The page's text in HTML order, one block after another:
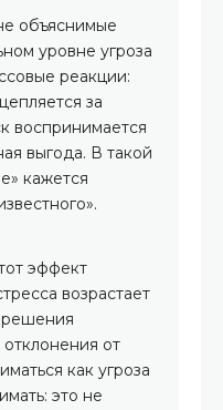
объяснимые
уровне угроза
реакции:
за
воспринимается
выгода. В такой
кажется
эффект
возрастает
решения
от
как угроза
это не